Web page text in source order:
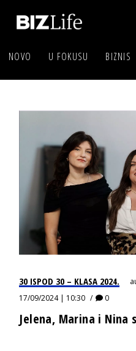
NOVO U FOKUSU BIZNIS
30 ISPOD 30 – KLASA 2024.
17/09/2024 | 10:30
0
Jelena, Marina i Nina